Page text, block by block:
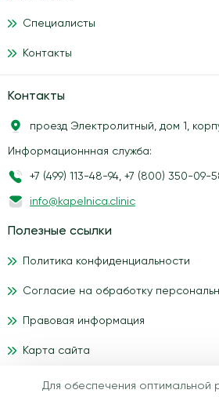
Специалисты
Контакты
Контакты
проезд Электролитный, дом 1,
Информационнная служба:
+7 (499) 113-48-94, +7 (800) 350-09-
info@kapelnica.clinic
Полезные ссылки
Политика конфиденциальности
Согласие на обработку
Правовая информация
Карта сайта
Материалы, размещенные на
Для обеспечения оптимальной